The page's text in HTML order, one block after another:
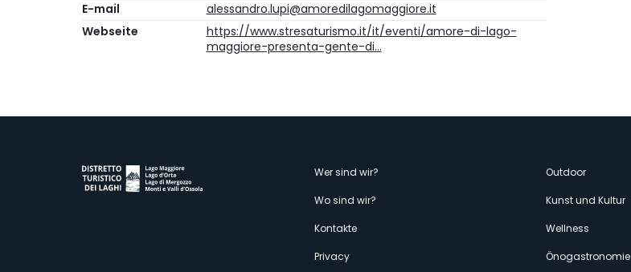
E-mail
alessandro.lupi@amoredilagomaggiore.it
Webseite
https://www.stresaturismo.it/it/eventi/amore-di-lago-
maggiore-presenta-gente-di…
Menù
secondario
Wer sind wir?
Wo sind wir?
Kontakte
Privacy
Outdoor
Kunst und Kultur
Wellness
Önogastronomie